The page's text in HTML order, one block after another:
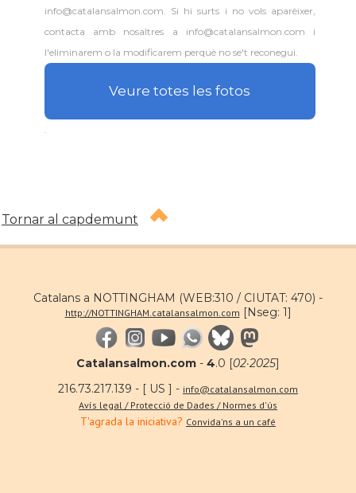
info@catalansalmon.com. Si hi surts i no vols aparèixer,
contacta amb nosaltres a info@catalansalmon.com i
l'eliminarem o la modificarem perquè no se't reconegui.
Veure totes les fotos
Tornar al capdemunt
Catalans a NOTTINGHAM (WEB:310 / CIUTAT: 470) -
http://NOTTINGHAM.catalansalmon.com [Nseg: 1]
Catalansalmon.com - 4.0 [02·2025]
216.73.217.139 - [ US ] - info@catalansalmon.com
Avís legal / Protecció de Dades / Normes d'ús
T'agrada la iniciativa? Convida'ns a un café